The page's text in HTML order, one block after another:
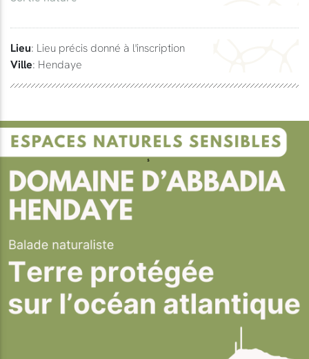
Lieu: Lieu précis donné à l'inscription
Ville: Hendaye